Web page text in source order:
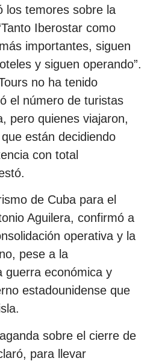
los temores sobre la
Iberostar como
importantes, siguen
y siguen operando”.
no ha tenido
el número de turistas
pero quienes viajaron,
están decidiendo
con total
de Cuba para el
Aguilera, confirmó a
operativa y la
pese a la
guerra económica y
estadounidense que
sobre el cierre de
para llevar